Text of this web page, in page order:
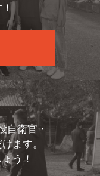
自衛官・
ます。
う！